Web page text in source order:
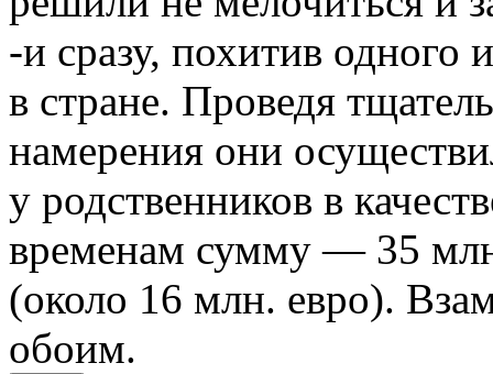
-и сразу, похитив одного
в стране. Проведя
намерения они
у родственников в
временам сумму — 35
(около 16 млн. евро).
обоим.